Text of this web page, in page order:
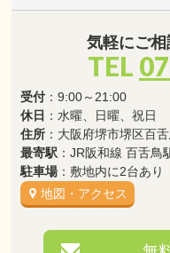
気軽にご
TEL
受付 ：9:00～21:00
休日 ：水曜、日曜、祝日
住所 ：大阪府堺市堺区百
最寄駅 ：JR阪和線 百舌鳥
駐車場 ：敷地内に2台あり
地図・アクセス